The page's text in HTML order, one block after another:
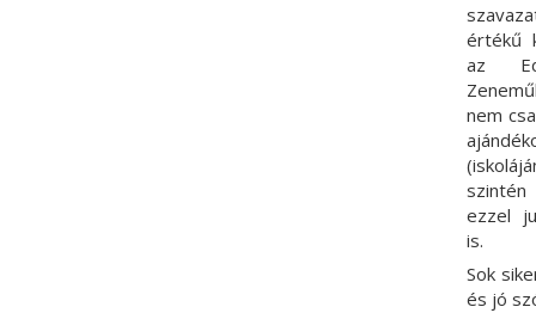
értékű
az
nem
ezzel
is.
Sok
és jó